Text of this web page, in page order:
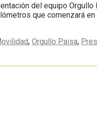
del equipo
que comenzará
, Orgullo Paisa,